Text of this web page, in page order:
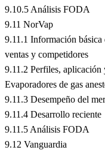
9.10.5 Análisis FODA
9.11 NorVap
9.11.1 Información
ventas y competidores
9.11.2 Perfiles, aplicación
Evaporadores de gas
9.11.3 Desempeño del
9.11.4 Desarrollo reciente
9.11.5 Análisis FODA
9.12 Vanguardia